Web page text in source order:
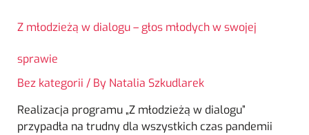
Z młodzieżą w dialogu – głos młodych w swojej
sprawie
Bez kategorii / By Natalia Szkudlarek
Realizacja programu „Z młodzieżą w dialogu”
przypadła na trudny dla wszystkich czas pandemii